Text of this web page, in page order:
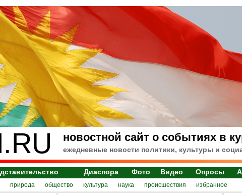
новостной сайт о событиях в
ежедневные новости политики, культуры и
Диаспора Фото Видео Опросы
природа общество культура наука происшествия избранное